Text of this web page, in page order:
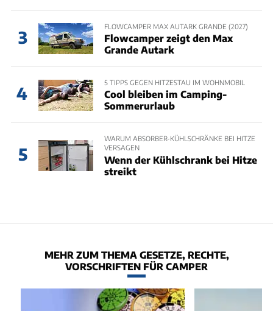
3
FLOWCAMPER MAX AUTARK GRANDE (2027)
Flowcamper zeigt den Max
Grande Autark
4
5 TIPPS GEGEN HITZESTAU IM WOHNMOBIL
Cool bleiben im Camping-
Sommerurlaub
5
WARUM ABSORBER-KÜHLSCHRÄNKE BEI HITZE
VERSAGEN
Wenn der Kühlschrank bei Hitze
streikt
MEHR ZUM THEMA GESETZE, RECHTE,
VORSCHRIFTEN FÜR CAMPER